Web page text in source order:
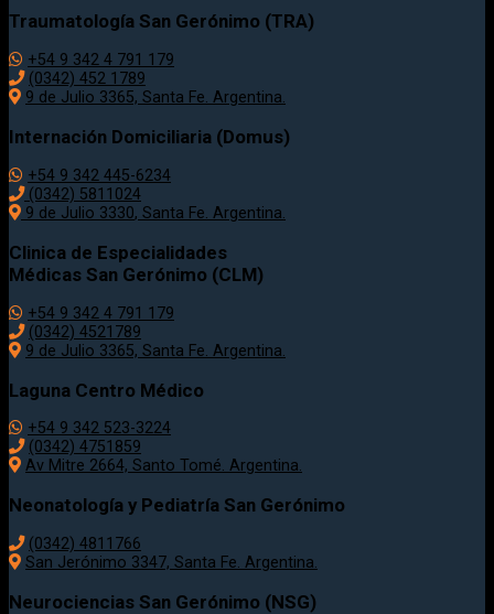
Traumatología San Gerónimo (TRA)
+54 9 342 4 791 179
(0342) 452 1789
9 de Julio 3365, Santa Fe. Argentina.
Internación Domiciliaria (Domus)
+54 9 342 445-6234
(0342) 5811024
9 de Julio 3330, Santa Fe. Argentina.
Clinica de Especialidades
Médicas San Gerónimo (CLM)
+54 9 342 4 791 179
(0342) 4521789
9 de Julio 3365, Santa Fe. Argentina.
Laguna Centro Médico
+54 9 342 523-3224
(0342) 4751859
Av Mitre 2664, Santo Tomé. Argentina.
Neonatología y Pediatría San Gerónimo
(0342) 4811766
San Jerónimo 3347, Santa Fe. Argentina.
Neurociencias San Gerónimo (NSG)